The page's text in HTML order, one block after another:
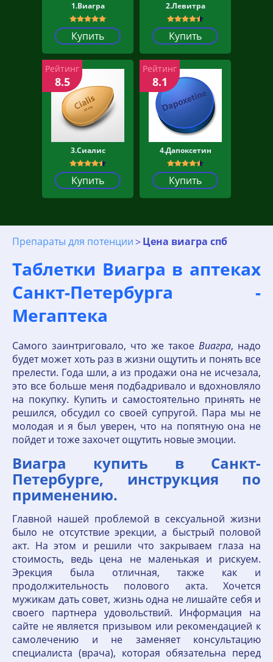
1.Виагра
Купить
2.Левитра
Купить
3.Сиалис
Купить
Рейтинг
8.5
4.Дапоксетин
Купить
Рейтинг
8.1
Препараты для потенции Цена виагра спб
Таблетки Виагра в аптеках
Санкт-Петербурга -
Мегаптека
Самого заинтриговало, что же такое Виагра, надо
будет может хоть раз в жизни ощутить и понять все
прелести. Года шли, а из продажи она не исчезала,
это все больше меня подбадривало и вдохновляло
на покупку. Купить и самостоятельно принять не
решился, обсудил со своей супругой. Пара мы не
молодая и я был уверен, что на попятную она не
пойдет и тоже захочет ощутить новые эмоции.
Виагра купить в Санкт-
Петербурге, инструкция по
применению.
Главной нашей проблемой в сексуальной жизни
было не отсутствие эрекции, а быстрый половой
акт. На этом и решили что закрываем глаза на
стоимость, ведь цена не маленькая и рискуем.
Эрекция была отличная, также как и
продолжительность полового акта. Хочется
мужикам дать совет, жизнь одна не лишайте себя и
своего партнера удовольствий. Информация на
сайте не является призывом или рекомендацией к
самолечению и не заменяет консультацию
специалиста (врача), которая обязательна перед